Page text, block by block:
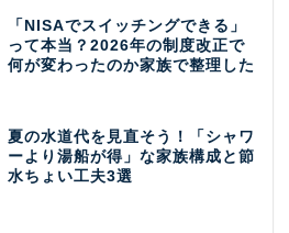
「NISAでスイッチングできる」
って本当？2026年の制度改正で
何が変わったのか家族で整理した
夏の水道代を見直そう！「シャワ
ーより湯船が得」な家族構成と節
水ちょい工夫3選